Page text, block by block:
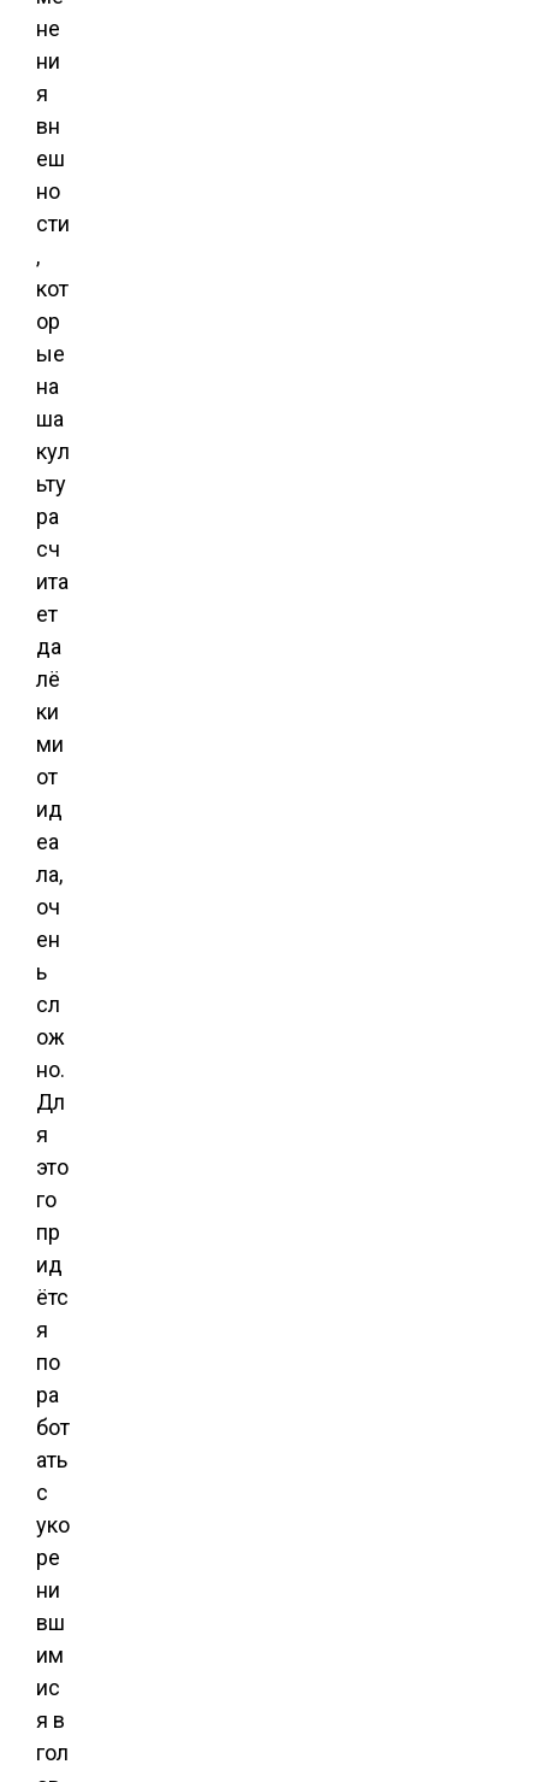
не
ни
я
вн
еш
но
сти
,
кот
ор
ые
на
ша
кул
ьту
ра
сч
ита
ет
да
лё
ки
ми
от
ид
еа
ла,
оч
ен
ь
сл
ож
но.
Дл
я
это
го
пр
ид
ётс
я
по
ра
бот
ать
с
уко
ре
ни
вш
им
ис
я в
гол